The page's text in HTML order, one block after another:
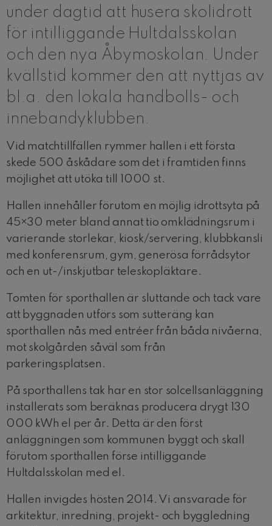
under dagtid att husera skolidrott
för intilliggande Hultdalsskolan
och den nya Åbymoskolan. Under
kvällstid kommer den att nyttjas av
bl.a. den lokala handbolls- och
innebandyklubben.
Vid matchtillfällen rymmer hallen i ett första
skede 500 åskådare som det i framtiden finns
möjlighet att utöka till 1000 st.
Hallen innehåller förutom en möjlig idrottsyta på
45×30 meter bland annat tio omklädningsrum i
varierande storlekar, kiosk/servering, klubbkansli
med konferensrum, gym, generösa förrådsytor
och en ut-/inskjutbar teleskopläktare.
Tomten för sporthallen är sluttande och tack vare
att byggnaden utförs som sutteräng kan
sporthallen nås med entréer från båda nivåerna,
mot skolgården såväl som från
parkeringsplatsen.
På sporthallens tak har en stor solcellsanläggning
installerats som beräknas producera drygt 130
000 kWh el per år. Detta är den först
anläggningen som kommunen byggt och skall
förutom sporthallen förse intilliggande
Hultdalsskolan med el.
Hallen invigdes hösten 2014. Vi ansvarade för
arkitektur, inredning, projekt- och byggledning